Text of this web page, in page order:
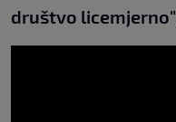
društvo licemjerno"